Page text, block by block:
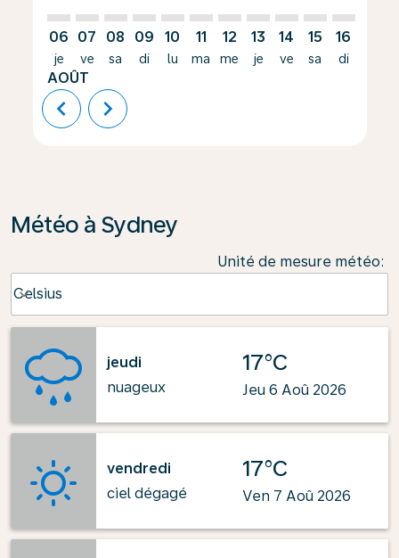
06
je
AOÛT
07
ve
08
sa
09
di
10
lu
11
ma
12
me
13
je
14
ve
15
sa
16
di
chevron_left chevron_right
Météo à Sydney
Unité de mesure météo:
Celsius
keyboard_arrow_down
jeudi
nuageux
17°C
Jeu 6 Aoû 2026
vendredi
ciel dégagé
17°C
Ven 7 Aoû 2026